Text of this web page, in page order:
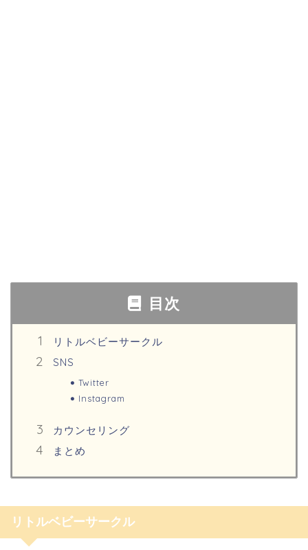
目次
リトルベビーサークル
SNS
Twitter
Instagram
カウンセリング
まとめ
リトルベビーサークル